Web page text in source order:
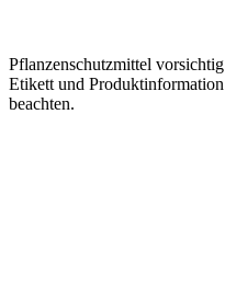
Pflanzenschutzmittel
Etikett und
beachten.